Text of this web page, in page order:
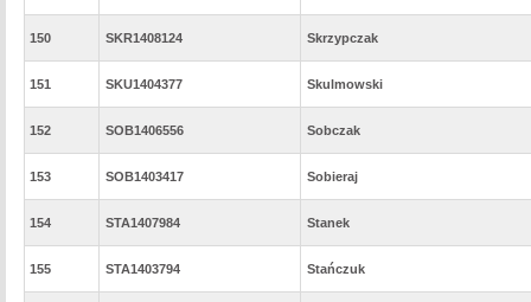
150 SKR1408124 Skrzypczak
151 SKU1404377 Skulmowski
152 SOB1406556 Sobczak
153 SOB1403417 Sobieraj
154 STA1407984 Stanek
155 STA1403794 Stańczuk